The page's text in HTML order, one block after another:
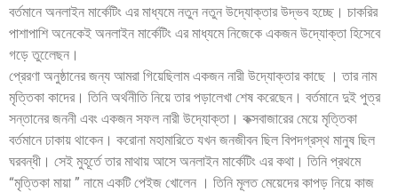
বর্তমানে অনলাইন মার্কেটিং এর মাধ্যমে নতুন নতুন উদ্যোক্তার উদ্ভব হচ্ছে। চাকরির
পাশাপাশি অনেকেই অনলাইন মার্কেটিং এর মাধ্যমে নিজেকে একজন উদ্যোক্তা হিসেবে
গড়ে তুলেেছন।
প্রেরণা অনুষ্ঠানের জন্য আমরা গিয়েছিলাম একজন নারী উদ্যোক্তার কাছে । তার নাম
মৃত্তিকা কাদের। তিনি অর্থনীতি নিয়ে তার পড়ালেখা শেষ করেছেন। বর্তমানে দুই পুত্র
সন্তানের জননী এবং একজন সফল নারী উদ্যোক্তা। কক্সবাজারের মেয়ে মৃত্তিকা
বর্তমানে ঢাকায় থাকেন। করোনা মহামারিতে যখন জনজীবন ছিল বিপদগ্রস্থ মানুষ ছিল
ঘরবন্ধী। সেই মুহূর্তে তার মাথায় আসে অনলাইন মার্কেটিং এর কথা। তিনি প্রথমে
“মৃত্তিকা মায়া ” নামে একটি পেইজ খোলেন । তিনি মূলত মেয়েদের কাপড় নিয়ে কাজ